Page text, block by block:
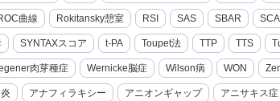
曲線 Rokitansky憩室 RSI SAS SBAR SCA
SYNTAXスコア t-PA Toupet法 TTP TTS
肉芽種症 Wernicke脳症 Wilson病 WON
アナフィラキシー アニオンギャップ アニサキス症